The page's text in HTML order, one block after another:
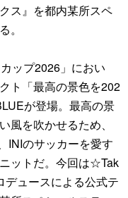
ス』を都内某所スペ
。
ップ2026」におい
ト「最高の景色を202
が登場。最高の景
風を吹かせるため、
INIのサッカーを愛す
ットだ。今回は☆Tak
デュースによる公式テ